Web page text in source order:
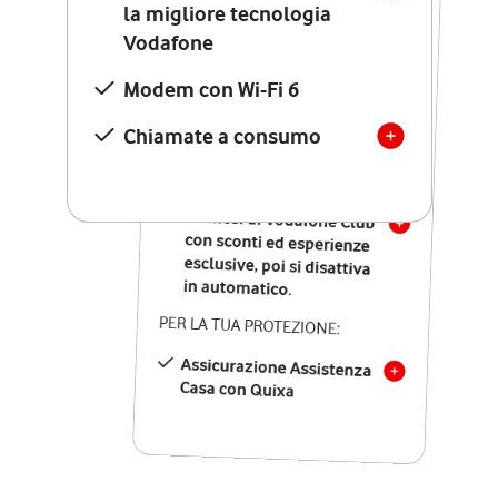
la migliore tecnologia
Vodafone
Modem con Wi-Fi 6
Chiamate a consumo
Vodafone
Modem Seven con Wi-Fi 7
Chiamate illimitate verso
numeri fissi e mobili
nazionali
12 mesi di Vodafone Club
con sconti ed esperienze
esclusive, poi si disattiva
in automatico.
PER LA TUA PROTEZIONE:
Assicurazione Assistenza
Casa con Quixa